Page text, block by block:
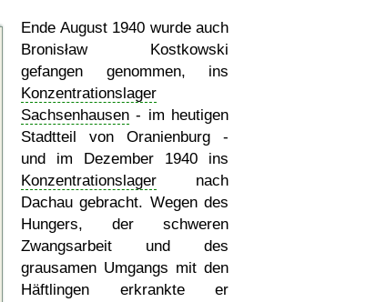
Ende August 1940 wurde auch
Bronisław Kostkowski
gefangen genommen, ins
Konzentrationslager
Sachsenhausen - im heutigen
Stadtteil von Oranienburg -
und im Dezember 1940 ins
Konzentrationslager nach
Dachau gebracht. Wegen des
Hungers, der schweren
Zwangsarbeit und des
grausamen Umgangs mit den
Häftlingen erkrankte er